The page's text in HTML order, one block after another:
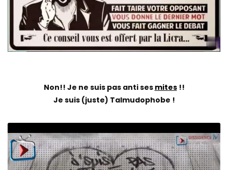
Non!! Je ne suis pas anti ses mites!!
Je suis (juste) Talmudophobe !